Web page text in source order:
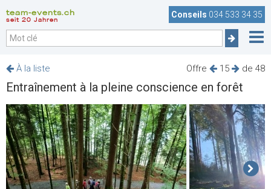
team-events.ch
seit 20 Jahren
Conseils 034 533 34 35
Offre 15 de 48
À la liste
Entraînement à la pleine conscience en forêt